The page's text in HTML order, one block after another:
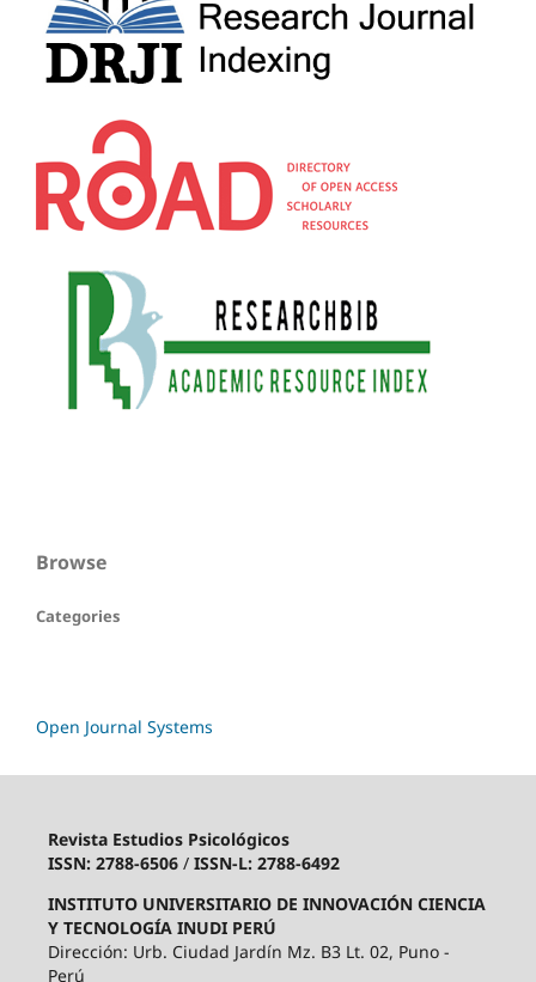
Browse
Categories
Open Journal Systems
Revista Estudios Psicológicos
ISSN: 2788-6506/ ISSN-L: 2788-6492
INSTITUTO UNIVERSITARIO DE INNOVACIÓN CIENCIA
Y TECNOLOGÍA INUDI PERÚ
Dirección: Urb. Ciudad Jardín Mz. B3 Lt. 02, Puno -
Perú